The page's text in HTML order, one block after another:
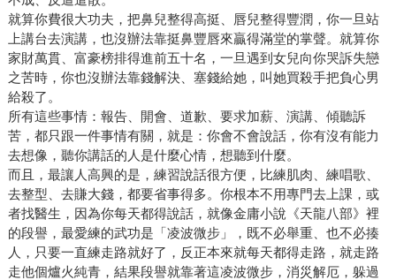
就算你費很大功夫，把鼻兒整得高挺、唇兒整得豐潤，你一旦站
上講台去演講，也沒辦法靠挺鼻豐唇來贏得滿堂的掌聲。就算你
家財萬貫、富豪榜排得進前五十名，一旦遇到女兒向你哭訴失戀
之苦時，你也沒辦法靠錢解決、塞錢給她，叫她買殺手把負心男
給殺了。
所有這些事情：報告、開會、道歉、要求加薪、演講、傾聽訴
苦，都只跟一件事情有關，就是：你會不會說話，你有沒有能力
去想像，聽你講話的人是什麼心情，想聽到什麼。
而且，最讓人高興的是，練習說話很方便，比練肌肉、練唱歌、
去整型、去賺大錢，都要省事得多。你根本不用專門去上課，或
者找醫生，因為你每天都得說話，就像金庸小說《天龍八部》裡
的段譽，最愛練的武功是「凌波微步」，既不必舉重、也不必揍
人，只要一直練走路就好了，反正本來就每天都得走路，就走路
走他個爐火純青，結果段譽就靠著這凌波微步，消災解厄，躲過